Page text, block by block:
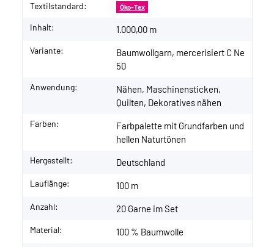
Textilstandard: Öko-Tex
Inhalt: 1.000,00 m
Variante:
Baumwollgarn, mercerisiert C Ne
50
Anwendung:
Nähen, Maschinensticken,
Quilten, Dekoratives nähen
Farben:
Farbpalette mit Grundfarben und
hellen Naturtönen
Hergestellt: Deutschland
Lauflänge: 100 m
Anzahl: 20 Garne im Set
Material: 100 % Baumwolle